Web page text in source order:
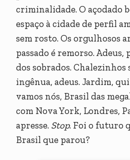
criminalidade. O açodado
espaço à cidade de perfil
sem rosto. Os orgulhosos
passado é remorso.
dos sobrados. Chalezinhos
ingênua, adeus. Jardim,
vamos nós, Brasil das
com Nova York, Londres,
apresse. Stop. Foi o futuro
Brasil que parou?